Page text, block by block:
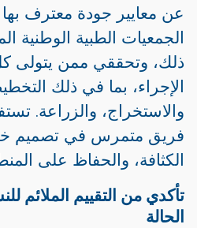
عن معايير جودة معترف
الجمعيات الطبية الوطنية
ذلك، وتحققي ممن يتولى
الإجراء، بما في ذلك
والاستخراج، والزراعة.
فريق متمرس في تصميم
الكثافة، والحفاظ على
تأكدي من التقييم الملائم
الحالة